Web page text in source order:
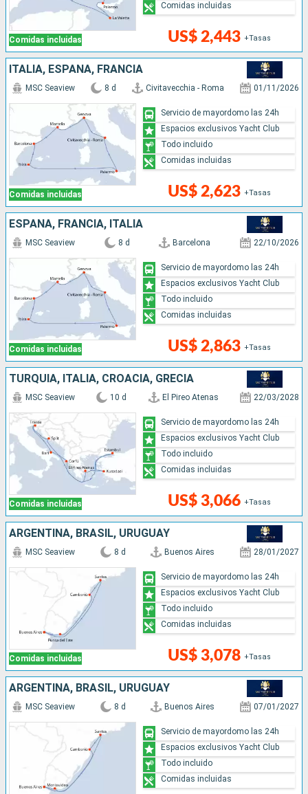
Comidas incluidas US$ 2,443 +Tasas
Comidas incluidas
ITALIA, ESPAÑA, FRANCIA
Comidas incluidas
MSC Seaview 8 d Civitavecchia - Roma 01/11/2026
US$ 2,623 +Tasas
Servicio de mayordomo las 24h
Espacios exclusivos Yacht Club
Todo incluido
Comidas incluidas
ESPAÑA, FRANCIA, ITALIA
Comidas incluidas
MSC Seaview 8 d Barcelona 22/10/2026
US$ 2,863 +Tasas
Servicio de mayordomo las 24h
Espacios exclusivos Yacht Club
Todo incluido
Comidas incluidas
TURQUÍA, ITALIA, CROACIA, GRECIA
Comidas incluidas
MSC Seaview 10 d El Pireo Atenas 22/03/2028
US$ 3,066 +Tasas
Servicio de mayordomo las 24h
Espacios exclusivos Yacht Club
Todo incluido
Comidas incluidas
ARGENTINA, BRASIL, URUGUAY
Comidas incluidas
MSC Seaview 8 d Buenos Aires 28/01/2027
US$ 3,078 +Tasas
Servicio de mayordomo las 24h
Espacios exclusivos Yacht Club
Todo incluido
Comidas incluidas
ARGENTINA, BRASIL, URUGUAY
MSC Seaview 8 d Buenos Aires 07/01/2027
Servicio de mayordomo las 24h
Espacios exclusivos Yacht Club
Todo incluido
Comidas incluidas